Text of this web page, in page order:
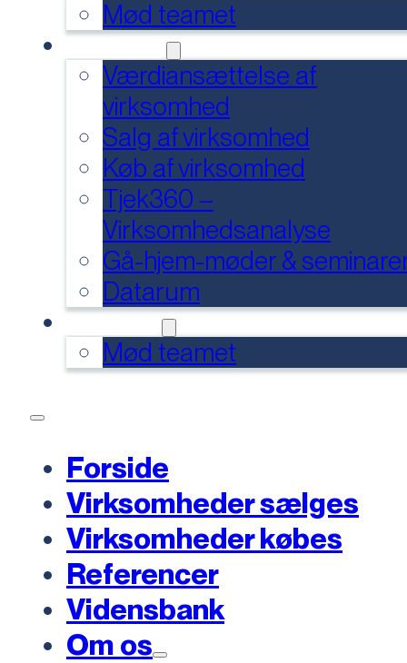
Mød teamet
Værdiansættelse af
virksomhed
Salg af virksomhed
Køb af virksomhed
Tjek360 –
Virksomhedsanalyse
Gå-hjem-møder &
Datarum
Mød teamet
Forside
Virksomheder sælges
Virksomheder købes
Referencer
Vidensbank
Om os